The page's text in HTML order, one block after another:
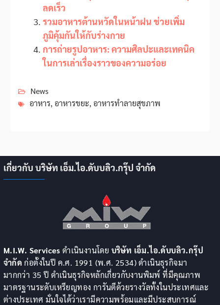
ลดเร็ว
รวมอาหารต้านหวัดในหน้าฝน ช่วยเพิ่ม
ภูมิคุ้มกันให้กับร่างกาย
การถ่ายรูปอาหาร: ความศิลปะและเทคนิค
ในการเล่าเรื่องราวของความอร่อย
News
อาหาร, อาหารขยะ, อาหารทำลายสุขภาพ
เกี่ยวกับ บริษัท เอ็ม.ไอ.ดับบลิว.กรุ๊ป จำกัด
M.I.W. Services ดำเนินงานโดย บริษัท เอ็ม.ไอ.ดับบลิว.กรุ๊ป
จำกัด ก่อตั้งในปี ค.ศ. 1991 (พ.ศ. 2534) ดำเนินธุรกิจมา
มากกว่า 35 ปี ดำเนินธุรกิจหลักเกี่ยวกับงานพิมพ์ ที่มีคุณภาพ
มาตรฐานระดับเหรียญทอง การันตีด้วยรางวัลทั้งในประเทศและ
ต่างประเทศ มั่นใจได้ว่าเรามีความพร้อมและมีประสบการณ์